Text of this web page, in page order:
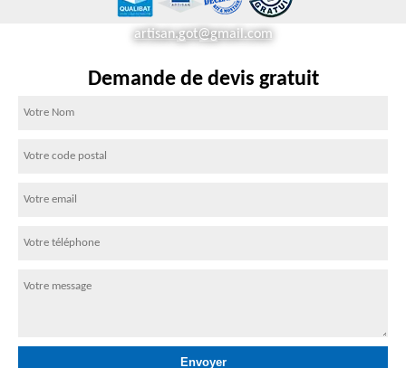
artisan.got@gmail.com
Demande de devis gratuit